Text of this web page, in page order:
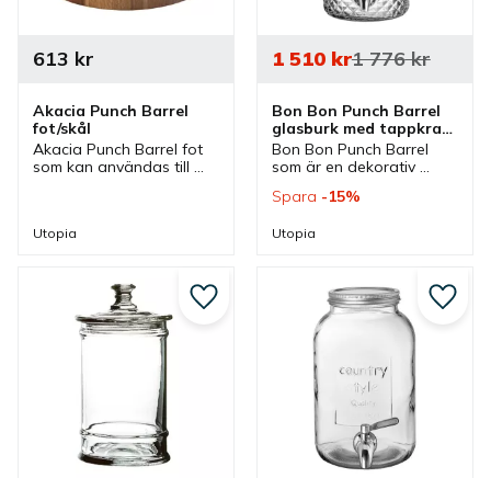
Akacia Punch Barrel
fot/skål
Akacia Punch Barrel fot
som kan användas till
613 kr
Utopia
Bon Bon Punch Barrel
glasburk med tappkran
8 liter
Bon Bon Punch Barrel
som är en dekorativ
som passar bra vid
1 510kr1 776kr
Spara 15%
Utopia
Lägg till i favoriter Lägg